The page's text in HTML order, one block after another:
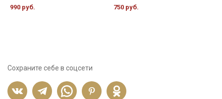
990 руб. 750 руб.
Сохраните себе в соцсети